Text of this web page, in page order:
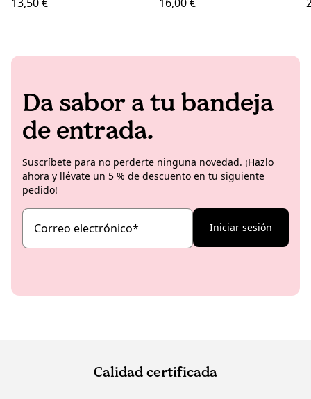
Da sabor a tu bandeja
de entrada.
Suscríbete para no perderte ninguna novedad. ¡Hazlo
ahora y llévate un 5 % de descuento en tu siguiente
pedido!
Correo electrónico* Iniciar sesión
Calidad certificada